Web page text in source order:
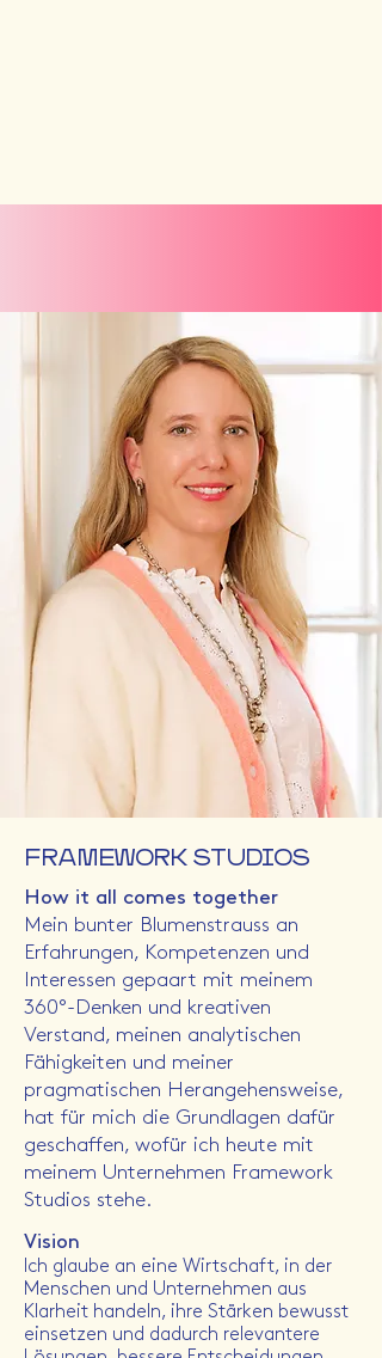
FRAMEWORK STUDIOS
How it all comes together
Mein bunter Blumenstrauss an
Erfahrungen, Kompetenzen und
Interessen gepaart mit meinem
360°-Denken und kreativen
Verstand, meinen analytischen
Fähigkeiten und meiner
pragmatischen Herangehensweise,
hat für mich die Grundlagen dafür
geschaffen, wofür ich heute mit
meinem Unternehmen Framework
Studios stehe.
Vision
Ich glaube an eine Wirtschaft, in der
Menschen und Unternehmen aus
Klarheit handeln, ihre Stärken bewusst
einsetzen und dadurch relevantere